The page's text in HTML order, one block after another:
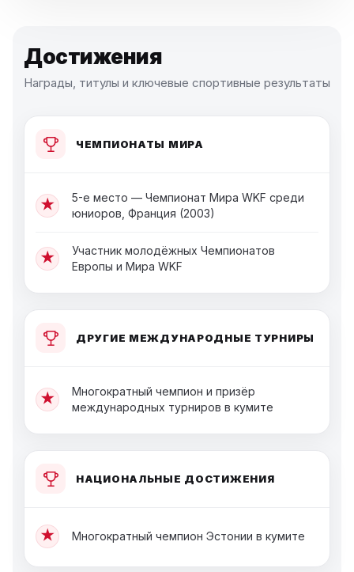
Достижения
Награды, титулы и ключевые спортивные результаты
ЧЕМПИОНАТЫ МИРА
★
5-е место — Чемпионат Мира WKF среди
юниоров, Франция (2003)
★
Участник молодёжных Чемпионатов
Европы и Мира WKF
ДРУГИЕ МЕЖДУНАРОДНЫЕ ТУРНИРЫ
★
Многократный чемпион и призёр
международных турниров в кумите
НАЦИОНАЛЬНЫЕ ДОСТИЖЕНИЯ
★ Многократный чемпион Эстонии в кумите